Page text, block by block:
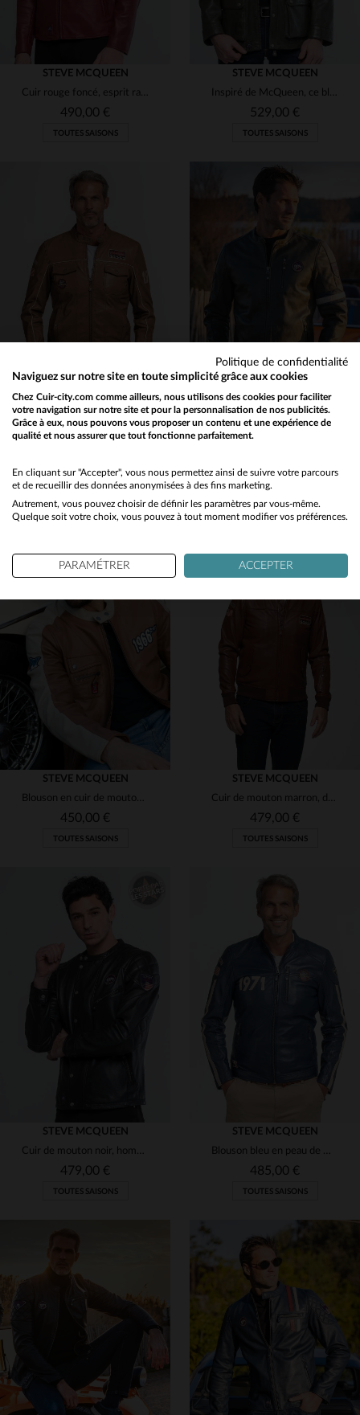
STEVE MCQUEEN
Cuir rouge foncé, esprit racing et élégance à la Steve McQueen.
490,00 €
TOUTES SAISONS
STEVE MCQUEEN
Inspiré de McQueen, ce blouson kaki en cuir de mouton est intemporel.
529,00 €
TOUTES SAISONS
TAILLES DISPONIBLES
STEVE MCQUEEN
499,00 €
PROMO −40 %
TAILLES DISPONIBLES
STEVE MCQUEEN
PROMO
TAILLES DISPONIBLES
STEVE MCQUEEN
Blouson en cuir de mouton souple, style McQueen. Léger et intemporel.
450,00 €
TOUTES SAISONS
STEVE MCQUEEN
Cuir de mouton marron, doux et intemporel, inspiré par Steve McQueen.
479,00 €
TOUTES SAISONS
TAILLES DISPONIBLES
STEVE MCQUEEN
Cuir de mouton noir, hommage au blouson motard de McQueen en 1971.
479,00 €
TOUTES SAISONS
TAILLES DISPONIBLES
STEVE MCQUEEN
Blouson bleu en peau de mouton souple, style racing, patchs Le Mans.
485,00 €
TOUTES SAISONS
Would you like to be redirected to our English site?
No
Yes
Politique de confidentialité
Naviguez sur notre site en toute simplicité grâce aux cookies
Chez Cuir-city.com comme ailleurs, nous utilisons des cookies pour faciliter
votre navigation sur notre site et pour la personnalisation de nos publicités.
Grâce à eux, nous pouvons vous proposer un contenu et une expérience de
qualité et nous assurer que tout fonctionne parfaitement.
En cliquant sur "Accepter", vous nous permettez ainsi de suivre votre parcours
et de recueillir des données anonymisées à des fins marketing.
Autrement, vous pouvez choisir de définir les paramètres par vous-même.
Quelque soit votre choix, vous pouvez à tout moment modifier vos préférences.
PARAMÉTRER ACCEPTER